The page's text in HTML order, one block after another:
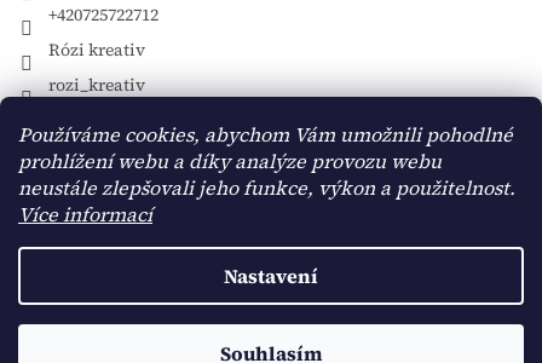
Používáme cookies, abychom Vám umožnili pohodlné
prohlížení webu a díky analýze provozu webu
neustále zlepšovali jeho funkce, výkon a použitelnost.
Více informací
Nastavení
Souhlasím
+420725722712
Rózi kreativ
rozi_kreativ
Vytvořil Shoptet
Rózi kreativ. Všechna práva vyhrazena.